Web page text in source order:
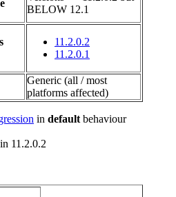
BELOW 12.1
11.2.0.2
11.2.0.1
Generic (all / most
platforms affected)
in default behaviour
11.2.0.2